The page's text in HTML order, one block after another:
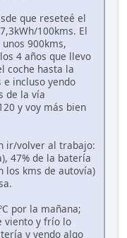
que reseteé el
100kms. El
900kms,
4 años que llevo
coche hasta la
e incluso yendo
de la vía
y voy más bien
ir/volver al trabajo:
47% de la batería
los kms de autovía)
por la mañana;
viento y frío lo
y yendo algo